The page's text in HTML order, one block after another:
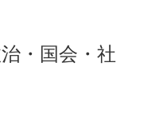
・国会・社